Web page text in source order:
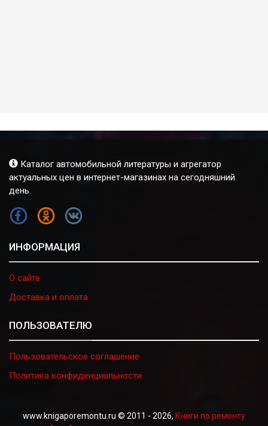
Каталог автомобильной литературы и агрегатор
актуальных цен в интернет-магазинах на сегодняшний
день.
FB OK VK
ИНФОРМАЦИЯ
О сайте
Доставка и оплата
ПОЛЬЗОВАТЕЛЮ
Пользовательское соглашение
Политика конфиденциальности
www.knigaporemontu.ru © 2011 - 2026, Книги по ремонту